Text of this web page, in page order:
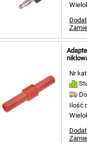
Nr
Ilość